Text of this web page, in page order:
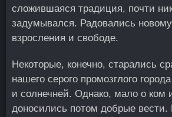
сложившаяся традиция, почти
задумывался. Радовались
взросления и свободе.
Некоторые, конечно, старались
нашего серого промозглого
и солнечней. Однако, мало о ком
доносились потом добрые вести.